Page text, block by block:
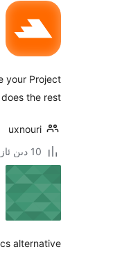
your Project
the rest.
uxnouri
10 دىن ئاز ئاكتىپ ئورنىتىش
alternative